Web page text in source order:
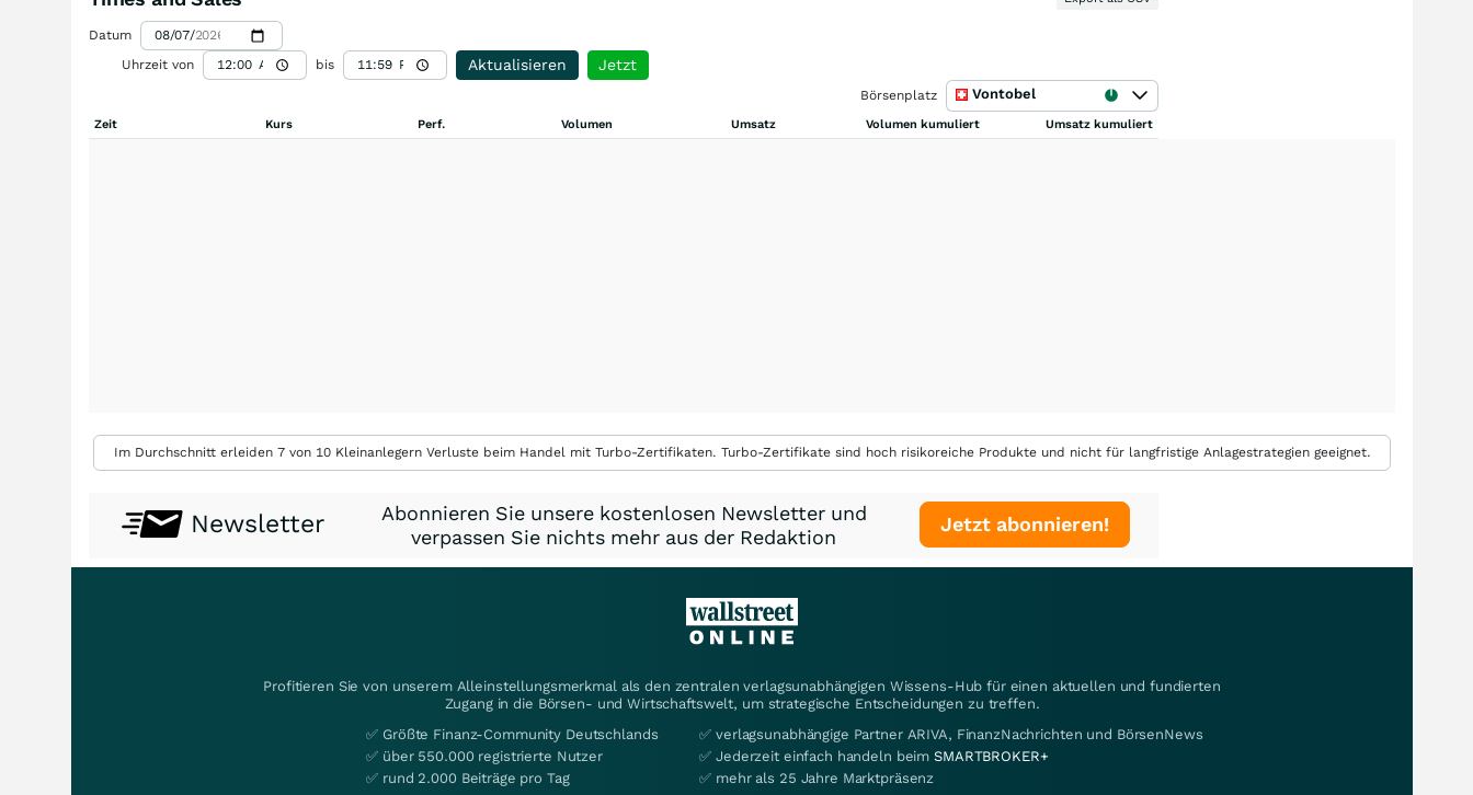
Datum
Uhrzeit von
bis Aktualisieren Jetzt
Börsenplatz Vontobel
Zeit Kurs Perf. Volumen Umsatz Volumen kumuliert Umsatz kumuliert
Im Durchschnitt erleiden 7 von 10 Kleinanlegern Verluste beim Handel mit Turbo-Zertifikaten. Turbo-Zertifikate sind hoch risikoreiche Produkte und nicht für langfristige Anlagestrategien geeignet.
Newsletter
Abonnieren Sie unsere kostenlosen Newsletter und
verpassen Sie nichts mehr aus der Redaktion
Jetzt abonnieren!
Profitieren Sie von unserem Alleinstellungsmerkmal als den zentralen verlagsunabhängigen Wissens-Hub für einen aktuellen und fundierten
Zugang in die Börsen- und Wirtschaftswelt, um strategische Entscheidungen zu treffen.
✅ Größte Finanz-Community Deutschlands
✅ über 550.000 registrierte Nutzer
✅ rund 2.000 Beiträge pro Tag
✅ verlagsunabhängige Partner ARIVA, FinanzNachrichten und BörsenNews
✅ Jederzeit einfach handeln beimSMARTBROKER+
✅ mehr als 25 Jahre Marktpräsenz